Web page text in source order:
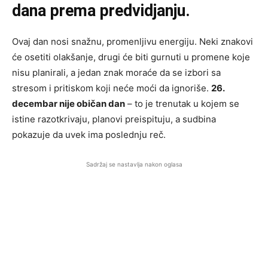
dana prema predvidjanju.
Ovaj dan nosi snažnu, promenljivu energiju. Neki znakovi
će osetiti olakšanje, drugi će biti gurnuti u promene koje
nisu planirali, a jedan znak moraće da se izbori sa
stresom i pritiskom koji neće moći da ignoriše. 26.
decembar nije običan dan – to je trenutak u kojem se
istine razotkrivaju, planovi preispituju, a sudbina
pokazuje da uvek ima poslednju reč.
Sadržaj se nastavlja nakon oglasa